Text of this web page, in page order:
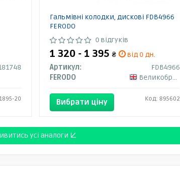
20
Гальмівні колодки, дискові FDB4966
FERODO
0 відгуків
1 320 - 1 395 ₴
від 0 дн.
Артикул:
FDB4966
FERODO
Великобританія
Вибрати ціну Код: 895602
усі аналоги ↓